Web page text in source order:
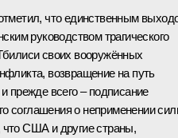
что единственным
руководством трагического
своих вооружённых
возвращение на путь
прежде всего – подписание
соглашения о неприменении
США и другие страны,